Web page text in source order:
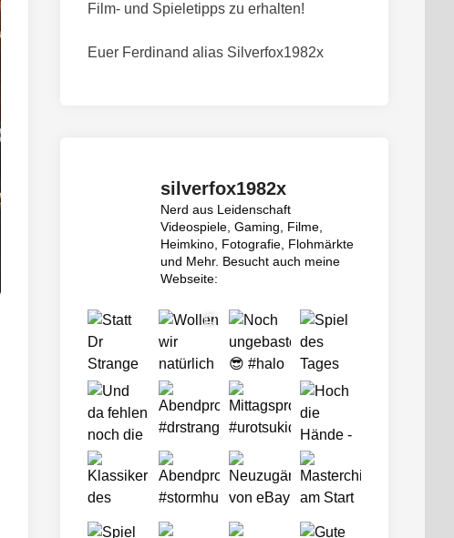
Film- und Spieletipps zu erhalten!
Euer Ferdinand alias Silverfox1982x
silverfox1982x
Nerd aus Leidenschaft
Videospiele, Gaming, Filme,
Heimkino, Fotografie, Flohmärkte
und Mehr. Besucht auch meine
Webseite: